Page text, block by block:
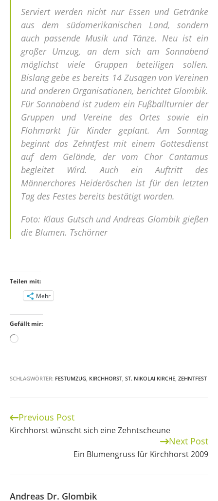
Serviert werden nicht nur Essen und Getränke
aus dem südamerikanischen Land, sondern
auch passende Musik und Tänze. Neu ist ein
großer Umzug, an dem sich am Sonnabend
möglichst viele Gruppen beteiligen sollen.
Bislang gebe es bereits 14 Zusagen von Vereinen
und anderen Organisationen, berichtet Glombik.
Für Sonnabend ist zudem ein Fußballturnier der
Gruppen und Vereine des Ortes sowie ein
Flohmarkt für Kinder geplant. Am Sonntag
beginnt das Zehntfest mit einem Gottesdienst
auf dem Gelände, der vom Chor Cantamus
begleitet Wird. Auch ein Auftritt des
Männerchores Heideröschen ist für den letzten
Tag des Festes bereits bestätigt worden.
Foto: Klaus Gutsch und Andreas Glombik gießen
die Blumen. Tschörner
Teilen mit:
Mehr
Gefällt mir:
Wird
SCHLAGWÖRTER: FESTUMZUG, KIRCHHORST, ST. NIKOLAI KIRCHE, ZEHNTFEST
Continue
Reading
Previous Post
Kirchhorst wünscht sich eine Zehntscheune
Next Post
Ein Blumengruss für Kirchhorst 2009
Andreas Dr. Glombik